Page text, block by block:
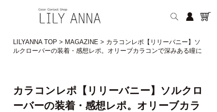
LILYANNA TOP > MAGAZINE> カラコンレポ【リリーバニー】ソ
ルクローバーの装着・感想レポ。オリーブカラコンで深みある瞳に
カラコンレポ【リリーバニー】ソルクロ
ーバーの装着・感想レポ。オリーブカラ